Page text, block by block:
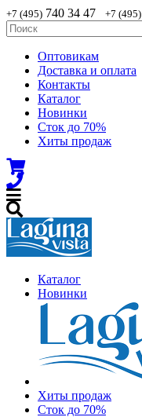
+7 (495) 740 34 47 +7 (495)
Оптовикам
Доставка и оплата
Контакты
Каталог
Новинки
Сток до 70%
Хиты продаж
Каталог
Новинки
Хиты продаж
Сток до 70%